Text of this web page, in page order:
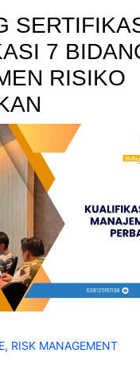
7
RISIKO
, RISK MANAGEMENT